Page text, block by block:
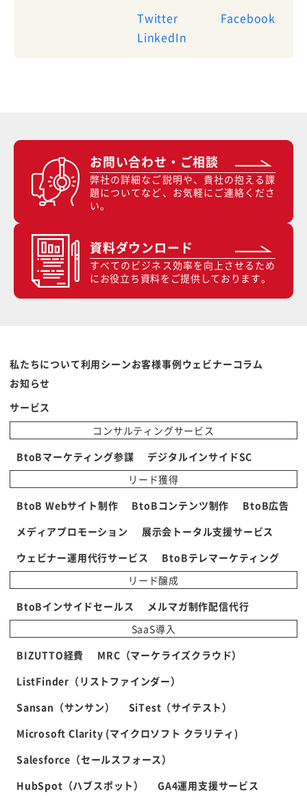
Twitter
Facebook
LinkedIn
お問い合わせ・ご相談
弊社の詳細なご説明や、貴社の抱える課
題についてなど、お気軽にご連絡くださ
い。
資料ダウンロード
すべてのビジネス効率を向上させるため
にお役立ち資料をご提供しております。
私たちについて利用シーンお客様事例ウェビナー コラム
お知らせ
サービス
コンサルティングサービス
BtoBマーケティング参謀
デジタルインサイドSC
リード獲得
BtoB Webサイト制作
BtoBコンテンツ制作
BtoB広告
メディアプロモーション
展示会トータル支援サービス
ウェビナー運用代行サービス
BtoBテレマーケティング
リード醸成
BtoBインサイドセールス
メルマガ制作配信代行
SaaS導入
BIZUTTO経費
MRC（マーケライズクラウド）
ListFinder（リストファインダー）
Sansan（サンサン）
SiTest（サイテスト）
Microsoft Clarity (マイクロソフト クラリティ)
Salesforce（セールスフォース）
HubSpot（ハブスポット）
GA4運用支援サービス